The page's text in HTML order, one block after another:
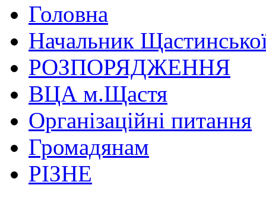
Головна
Начальник
РОЗПОРЯДЖЕННЯ
ВЦА м.Щастя
Організаційні питання
Громадянам
РІЗНЕ